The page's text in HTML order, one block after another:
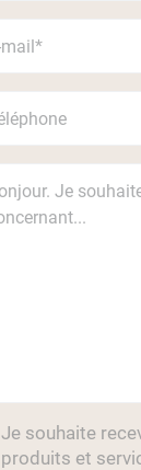
Je souhaite
produits et